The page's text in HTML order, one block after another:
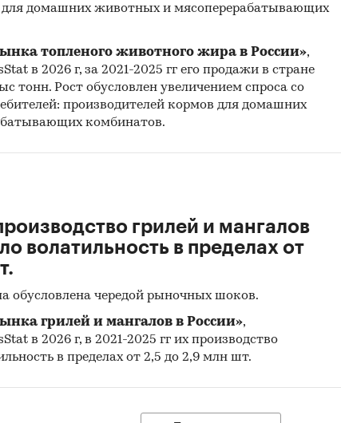
для домашних животных и мясоперерабатывающих
топленого животного жира в России»,
в 2026 г, за 2021-2025 гг его продажи в стране
тонн. Рост обусловлен увеличением спроса со
производителей кормов для домашних
комбинатов.
грилей и мангалов
волатильность в пределах от
обусловлена чередой рыночных шоков.
грилей и мангалов в России»,
в 2026 г, в 2021-2025 гг их производство
в пределах от 2,5 до 2,9 млн шт.